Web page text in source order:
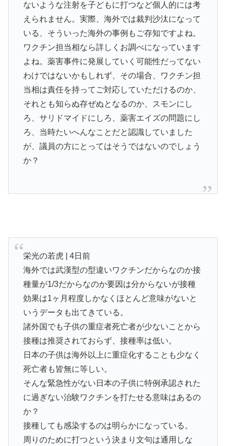
ないような注射を子どもに打つなど個人的には考
えられません。実際、海外では裁判沙汰になって
いる、そういった海外の事例もご存知ですよね。
ワクチン担当相なら詳しくお調べになっています
よね。薬害事件に発展していく可能性だってない
わけではないかもしれず、その場合、ワクチン担
当相は責任を持ってご対応していただけるのか、
それとも知らぬ存ぜぬとなるのか、スモンにし
ろ、サリドマイドにしろ、薬害エイズの問題にし
ろ、当時たいへんなことだと認識していました
が、議員の方にとってはそうではないのでしょう
か？
栄光の若虎 | 4日前
海外では武漢型の型違いワクチンだからなのか接
種量が1/3だからなのか要因は分からないが接種
効果は1ヶ月程度しかなくほとんど意味がないと
いうデータも出てきている。
諸外国でも子供の重症者死亡者が少ないことから
接種は推奨されておらず、接種率は低い。
日本の子供は海外以上に重症化することも少なく
死亡者も皆無に等しい。
そんな緊急性がない日本の子供に特例承認された
に過ぎない治験ワクチンを打たせる意味はあるの
か？
接種しても感染するのは明らかになっている。
周りのために打つという決まり文句は通用しな